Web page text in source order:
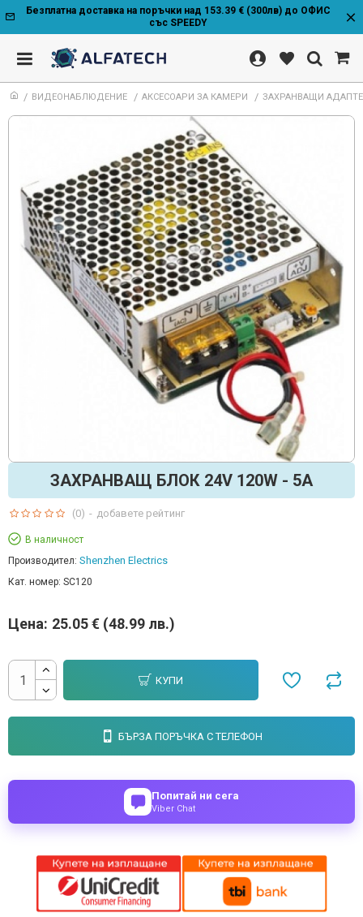
Безплатна доставка на поръчки над 153.39 € (300лв) до ОФИС
със SPEEDY
ВИДЕОНАБЛЮДЕНИЕ АКСЕСОАРИ ЗА КАМЕРИ ЗАХРАНВАЩИ
ЗАХРАНВАЩ БЛОК 24V 120W - 5A
В наличност
Производител: Shenzhen Electrics
Кат. номер: SC120
(0) - добавете рейтинг
Цена: 25.05 € (48.99 лв.)
КУПИ
БЪРЗА ПОРЪЧКА С ТЕЛЕФОН
Попитай ни сега
Viber Chat